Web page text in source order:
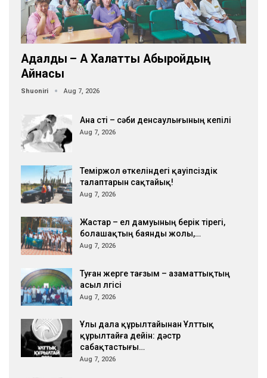
Адалдық – Ақ Халатты Абыройдың
Айнасы
Shuoniri Aug 7, 2026
Ана сүті – сәби денсаулығының кепілі
Aug 7, 2026
Теміржол өткеліндегі қауіпсіздік
талаптарын сақтайық!
Aug 7, 2026
Жастар – ел дамуының берік тірегі,
болашақтың баянды жолы,…
Aug 7, 2026
Туған жерге тағзым – азаматтықтың
асыл үлгісі
Aug 7, 2026
Ұлы дала құрылтайынан Ұлттық
құрылтайға дейін: дәстүр
сабақтастығы…
Aug 7, 2026